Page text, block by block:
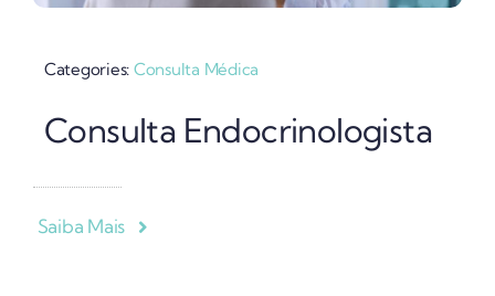
Categories: Consulta Médica
Consulta Endocrinologista
Saiba Mais